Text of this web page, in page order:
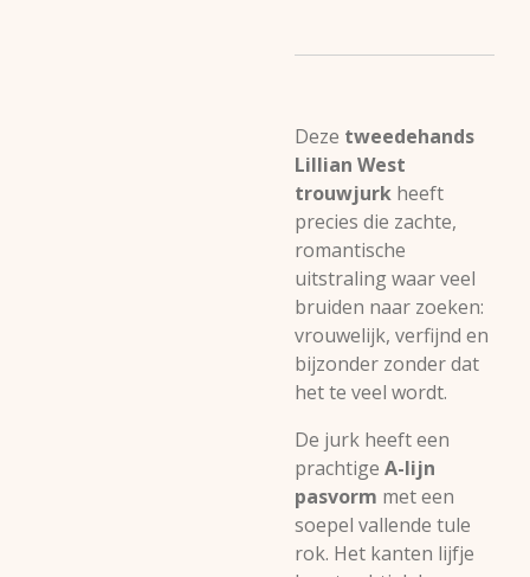
Deze tweedehands
Lillian West
trouwjurk heeft
precies die zachte,
romantische
uitstraling waar veel
bruiden naar zoeken:
vrouwelijk, verfijnd en
bijzonder zonder dat
het te veel wordt.
De jurk heeft een
prachtige A-lijn
pasvorm met een
soepel vallende tule
rok. Het kanten lijfje